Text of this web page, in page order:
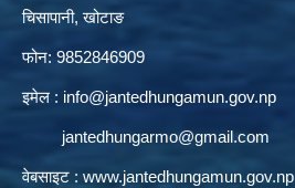
चिसापानी, खोटाङ
फोन: 9852846909
इमेल : info@jantedhungamun.gov.np
jantedhungarmo@gmail.com
वेबसाइट : www.jantedhungamun.gov.np